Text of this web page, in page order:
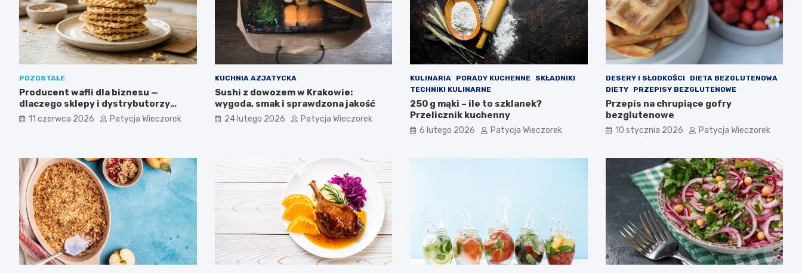
POZOSTAŁE
Producent wafli dla biznesu —
dlaczego sklepy i dystrybutorzy
wybierają wyroby IGA z Mogielnicy
11 czerwca 2026 Patycja Wieczorek
KUCHNIA AZJATYCKA
Sushi z dowozem w Krakowie:
wygoda, smak i sprawdzona jakość
24 lutego 2026 Patycja Wieczorek
KULINARIA PORADY KUCHENNE
SKŁADNIKI
TECHNIKI KULINARNE
250 g mąki – ile to szklanek?
Przelicznik kuchenny
6 lutego 2026 Patycja Wieczorek
DESERY I SŁODKOŚCI
DIETA BEZGLUTENOWA
DIETY
PRZEPISY BEZGLUTENOWE
Przepis na chrupiące gofry
bezglutenowe
10 stycznia 2026 Patycja Wieczorek